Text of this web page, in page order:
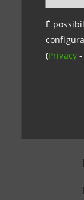
È
(Privacy-